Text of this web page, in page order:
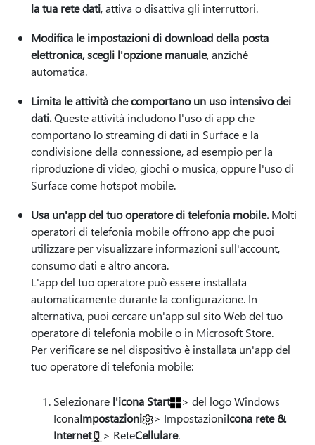
la tua rete dati, attiva o disattiva gli interruttori.
Modifica le impostazioni di download della posta
elettronica, scegli l'opzione manuale, anziché
automatica.
Limita le attività che comportano un uso intensivo dei
dati.Queste attività includono l'uso di app che
comportano lo streaming di dati in Surface e la
condivisione della connessione, ad esempio per la
riproduzione di video, giochi o musica, oppure l'uso di
Surface come hotspot mobile.
Usa un'app del tuo operatore di telefonia mobile.Molti
operatori di telefonia mobile offrono app che puoi
utilizzare per visualizzare informazioni sull'account,
consumo dati e altro ancora.
L'app del tuo operatore può essere installata
automaticamente durante la configurazione. In
alternativa, puoi cercare un'app sul sito Web del tuo
operatore di telefonia mobile o in Microsoft Store.
Per verificare se nel dispositivo è installata un'app del
tuo operatore di telefonia mobile:
Selezionare l'icona Start
> del logo Windows
IconaImpostazioni > ImpostazioniIcona rete &
Internet
> ReteCellulare.